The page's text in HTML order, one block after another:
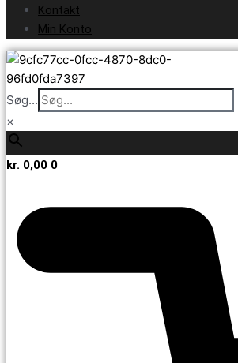
Kontakt
Min Konto
Søg...
×
kr. 0,00 0